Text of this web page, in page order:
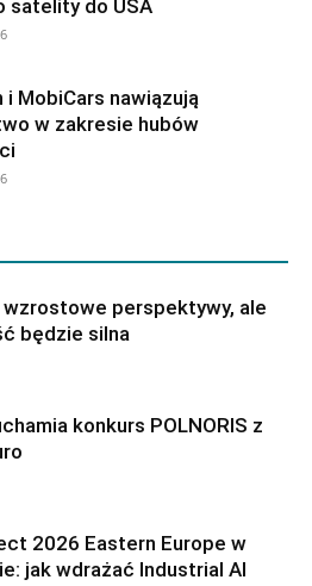
satelity do USA
MobiCars nawiązują
w zakresie hubów
wzrostowe perspektywy, ale
będzie silna
konkurs POLNORIS z
2026 Eastern Europe w
jak wdrażać Industrial AI